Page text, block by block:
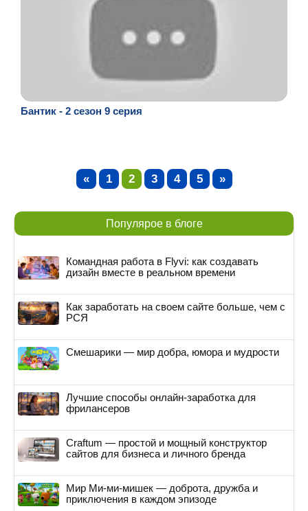
Бантик - 2 сезон 9 серия
« 1 2 3 4 5 »
Популярое в блоге
Командная работа в Flyvi: как создавать
дизайн вместе в реальном времени
Как заработать на своем сайте больше, чем с
РСЯ
Смешарики — мир добра, юмора и мудрости
Лучшие способы онлайн-заработка для
фрилансеров
Craftum — простой и мощный конструктор
сайтов для бизнеса и личного бренда
Мир Ми-ми-мишек — доброта, дружба и
приключения в каждом эпизоде